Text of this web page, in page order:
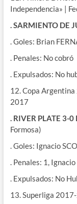
Independencia» |
. SARMIENTO DE
. Goles: Brian
. Penales: No cobró
. Expulsados: No
12. Copa
2017
. RIVER PLATE 3-0
Formosa)
. Goles: Ignacio
. Penales: 1,
. Expulsados: No
13. Superliga